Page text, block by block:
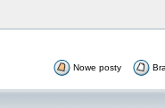
Nowe posty